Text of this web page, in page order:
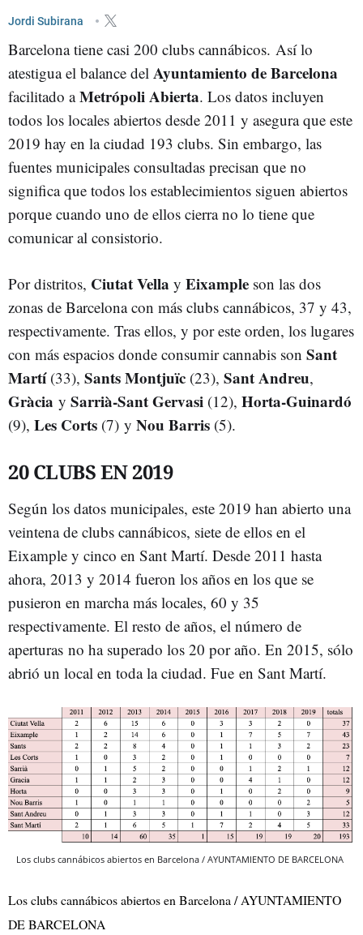
Jordi Subirana
Barcelona tiene casi 200 clubs cannábicos. Así lo
atestigua el balance del Ayuntamiento de Barcelona
facilitado aMetrópoli Abierta. Los datos incluyen
todos los locales abiertos desde 2011 y asegura que este
2019 hay en la ciudad 193 clubs. Sin embargo, las
fuentes municipales consultadas precisan que no
significa que todos los establecimientos siguen abiertos
porque cuando uno de ellos cierra no lo tiene que
comunicar al consistorio.
Por distritos, Ciutat Vella y Eixample son las dos
zonas de Barcelona con más clubs cannábicos, 37 y 43,
respectivamente. Tras ellos, y por este orden, los lugares
con más espacios donde consumir cannabis son Sant
Martí(33), Sants Montjuïc (23), Sant Andreu,
Gràcia y Sarrià-Sant Gervasi (12), Horta-Guinardó
(9), Les Corts (7) y Nou Barris (5).
20 CLUBS EN 2019
Según los datos municipales, este 2019 han abierto una
veintena de clubs cannábicos, siete de ellos en el
Eixample y cinco en Sant Martí. Desde 2011 hasta
ahora, 2013 y 2014 fueron los años en los que se
pusieron en marcha más locales, 60 y 35
respectivamente. El resto de años, el número de
aperturas no ha superado los 20 por año. En 2015, sólo
abrió un local en toda la ciudad. Fue en Sant Martí.
Los clubs cannábicos abiertos en Barcelona / AYUNTAMIENTO DE BARCELONA
Los clubs cannábicos abiertos en Barcelona / AYUNTAMIENTO
DE BARCELONA